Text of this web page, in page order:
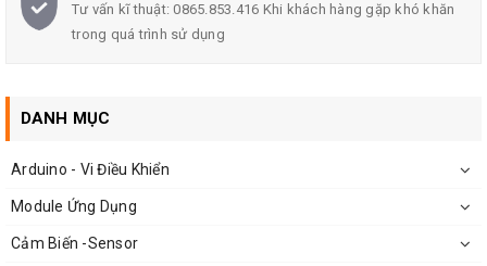
Tư vấn kĩ thuật: 0865.853.416 Khi khách hàng gặp khó khăn
trong quá trình sử dụng
DANH MỤC
Arduino - Vi Điều Khiển
Module Ứng Dụng
Cảm Biến -Sensor